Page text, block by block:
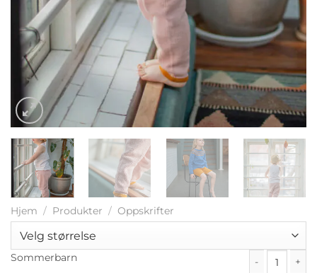
Hjem / Produkter / Oppskrifter
Sommerbarn